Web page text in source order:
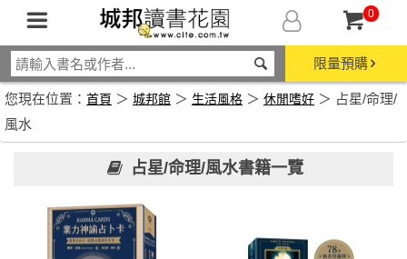
0
限量預購
您現在位置： 首頁 ＞ 城邦館 ＞ 生活風格 ＞ 休閒嗜好 ＞ 占星/命理/
風水
占星/命理/風水書籍一覽